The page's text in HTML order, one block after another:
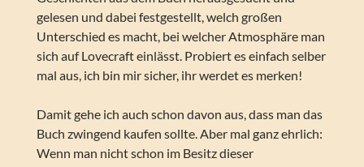
gelesen und dabei festgestellt, welch großen
Unterschied es macht, bei welcher Atmosphäre man
sich auf Lovecraft einlässt. Probiert es einfach selber
mal aus, ich bin mir sicher, ihr werdet es merken!
Damit gehe ich auch schon davon aus, dass man das
Buch zwingend kaufen sollte. Aber mal ganz ehrlich:
Wenn man nicht schon im Besitz dieser